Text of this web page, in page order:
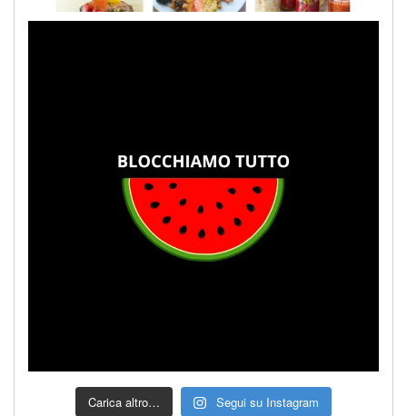
Carica altro… Segui su Instagram